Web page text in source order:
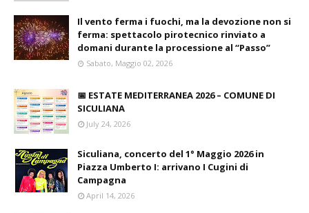
Il vento ferma i fuochi, ma la devozione non si
ferma: spettacolo pirotecnico rinviato a
domani durante la processione al “Passo”
Sabato, Maggio 02, 2026
📅 ESTATE MEDITERRANEA 2026 – COMUNE DI
SICULIANA
July 24, 2026
Siculiana, concerto del 1° Maggio 2026 in
Piazza Umberto I: arrivano I Cugini di
Campagna
April 14, 2026